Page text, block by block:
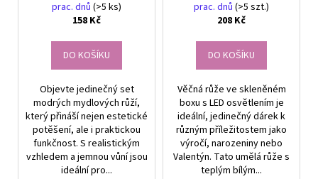
příležitost
prac. dnů (>5 ks)
158 Kč
DO KOŠÍKU
Objevte jedinečný set
modrých mydlových růží,
který přináší nejen estetické
potěšení, ale i praktickou
funkčnost. S realistickým
vzhledem a jemnou vůní jsou
ideální pro...
ženy
prac. dnů (>5 szt.)
208 Kč
DO KOŠÍKU
Věčná růže ve skleněném
boxu s LED osvětlením je
ideální, jedinečný dárek k
různým příležitostem jako
výročí, narozeniny nebo
Valentýn. Tato umělá růže s
teplým bílým...